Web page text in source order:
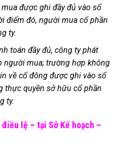
được ghi đầy đủ vào sổ
điểm đó, người mua cổ phần
ty.
toán đầy đủ, công ty phát
người mua; trường hợp không
về cổ đông được ghi vào sổ
thực quyền sở hữu cổ phần
ty.
lệ – tại Sở Kế hoạch –